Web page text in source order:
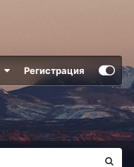
Регистрация